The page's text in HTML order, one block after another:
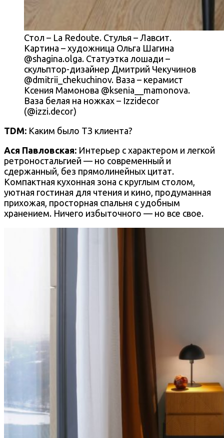
Стол – La Redoute. Стулья – Лавсит.
Картина – художница Ольга Шагина
@shagina.olga. Статуэтка лошади –
скульптор-дизайнер Дмитрий Чекучинов
@dmitrii_chekuchinov. Ваза – керамист
Ксения Мамонова @ksenia__mamonova.
Ваза белая на ножках – Izzidecor
(@izzi.decor)
TDM: Каким было ТЗ клиента?
Ася Павловская: Интерьер с характером и легкой
ретроностальгией — но современный и
сдержанный, без прямолинейных цитат.
Компактная кухонная зона с круглым столом,
уютная гостиная для чтения и кино, продуманная
прихожая, просторная спальня с удобным
хранением. Ничего избыточного — но все свое.